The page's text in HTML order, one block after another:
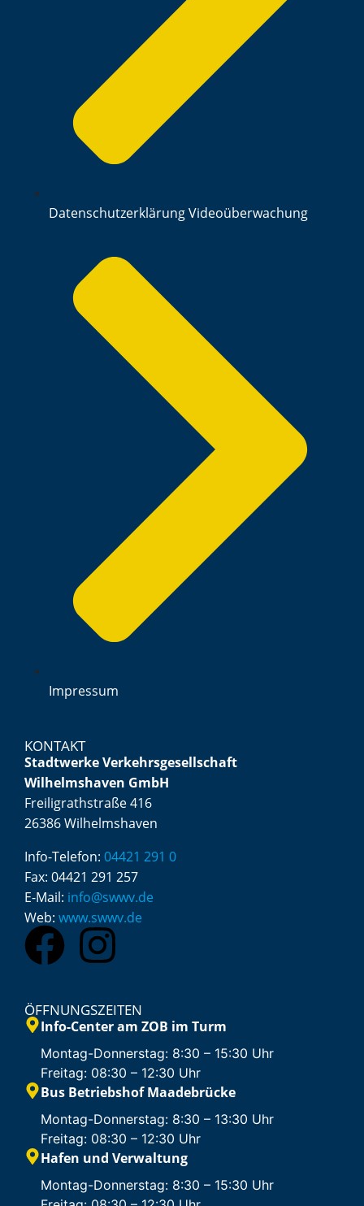
Datenschutzerklärung Videoüberwachung
Impressum
KONTAKT
Stadtwerke Verkehrsgesellschaft
Wilhelmshaven GmbH
Freiligrathstraße 416
26386 Wilhelmshaven
Info-Telefon: 04421 291 0
Fax: 04421 291 257
E-Mail: info@swwv.de
Web: www.swwv.de
ÖFFNUNGSZEITEN
Info-Center am ZOB im Turm
Montag-Donnerstag: 8:30 – 15:30 Uhr
Freitag: 08:30 – 12:30 Uhr
Bus Betriebshof Maadebrücke
Montag-Donnerstag: 8:30 – 13:30 Uhr
Freitag: 08:30 – 12:30 Uhr
Hafen und Verwaltung
Montag-Donnerstag: 8:30 – 15:30 Uhr